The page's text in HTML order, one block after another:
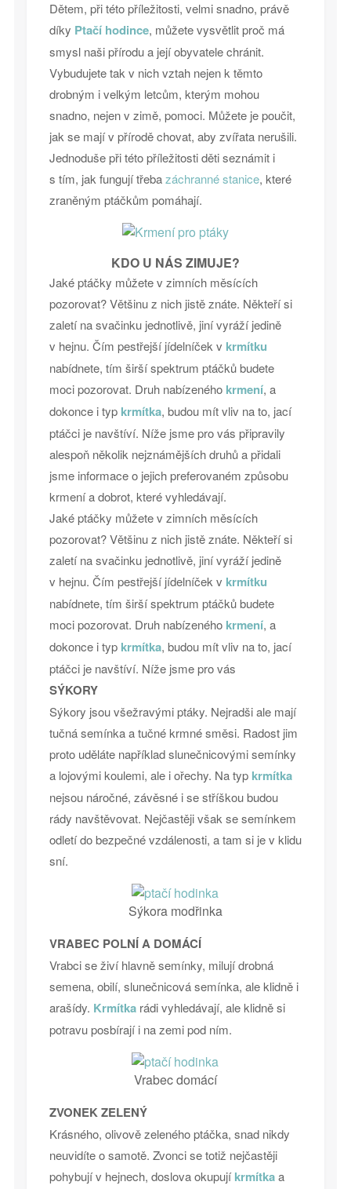
Dětem, při této příležitosti, velmi snadno, právě
díky Ptačí hodince, můžete vysvětlit proč má
smysl naši přírodu a její obyvatele chránit.
Vybudujete tak v nich vztah nejen k těmto
drobným i velkým letcům, kterým mohou
snadno, nejen v zimě, pomoci. Můžete je poučit,
jak se mají v přírodě chovat, aby zvířata nerušili.
Jednoduše při této příležitosti děti seznámit i
s tím, jak fungují třebazáchranné stanice, které
zraněným ptáčkům pomáhají.
KDO U NÁS ZIMUJE?
Jaké ptáčky můžete v zimních měsících
pozorovat? Většinu z nich jistě znáte. Někteří si
zaletí na svačinku jednotlivě, jiní vyráží jedině
v hejnu. Čím pestřejší jídelníček v krmítku
nabídnete, tím širší spektrum ptáčků budete
moci pozorovat. Druh nabízeného krmení, a
dokonce i typ krmítka, budou mít vliv na to, jací
ptáčci je navštíví. Níže jsme pro vás připravily
alespoň několik nejznámějších druhů a přidali
jsme informace o jejich preferovaném způsobu
krmení a dobrot, které vyhledávají.
Jaké ptáčky můžete v zimních měsících
pozorovat? Většinu z nich jistě znáte. Někteří si
zaletí na svačinku jednotlivě, jiní vyráží jedině
v hejnu. Čím pestřejší jídelníček v krmítku
nabídnete, tím širší spektrum ptáčků budete
moci pozorovat. Druh nabízeného krmení, a
dokonce i typ krmítka, budou mít vliv na to, jací
ptáčci je navštíví. Níže jsme pro vás
SÝKORY
Sýkory jsou všežravými ptáky. Nejradši ale mají
tučná semínka a tučné krmné směsi. Radost jim
proto uděláte například slunečnicovými semínky
a lojovými koulemi, ale i ořechy. Na typ krmítka
nejsou náročné, závěsné i se stříškou budou
rády navštěvovat. Nejčastěji však se semínkem
odletí do bezpečné vzdálenosti, a tam si je v klidu
sní.
Sýkora modřinka
VRABEC POLNÍ A DOMÁCÍ
Vrabci se živí hlavně semínky, milují drobná
semena, obilí, slunečnicová semínka, ale klidně i
arašídy. Krmítkarádi vyhledávají, ale klidně si
potravu posbírají i na zemi pod ním.
Vrabec domácí
ZVONEK ZELENÝ
Krásného, olivově zeleného ptáčka, snad nikdy
neuvidíte o samotě. Zvonci se totiž nejčastěji
pohybují v hejnech, doslova okupujíkrmítkaa